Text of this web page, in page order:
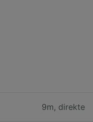
9m, direkte